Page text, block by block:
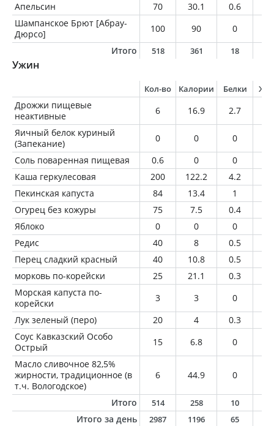
Апельсин
70 30.1 0.6
Шампанское Брют [Абрау-
Дюрсо]
100 90 0
Итого
518 361 18
Ужин
Кол-во Калории Белки
Дрожжи пищевые
неактивные
6 16.9 2.7
Яичный белок куриный
(Запекание)
0 0 0
Соль поваренная пищевая
0.6 0 0
Каша геркулесовая
200 122.2 4.2
Пекинская капуста
84 13.4 1
Огурец без кожуры
75 7.5 0.4
Яблоко
0 0 0
Редис
40 8 0.5
Перец сладкий красный
40 10.8 0.5
морковь по-корейски
25 21.1 0.3
Морская капуста по-
корейски
3 3 0
Лук зеленый (перо)
20 4 0.3
Соус Кавказский Особо
Острый
15 6.8 0
Масло сливочное 82,5%
жирности, традиционное (в
т.ч. Вологодское)
6 44.9 0
Итого 514 258 10
Итого за день 2987 1196 65